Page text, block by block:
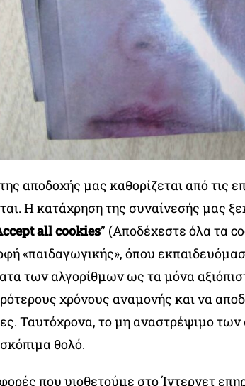
αποδοχής μας καθορίζεται από τις
Η κατάχρηση της συναίνεσής μας
all cookies” (Αποδέχεστε όλα τα
«παιδαγωγικής», όπου
των αλγορίθμων ως τα μόνα
χρόνους αναμονής και να
Ταυτόχρονα, το μη αναστρέψιμο
θολό.
που υιοθετούμε στο Ίντερνετ